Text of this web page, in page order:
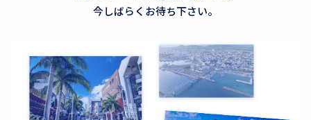
今しばらくお待ち下さい。